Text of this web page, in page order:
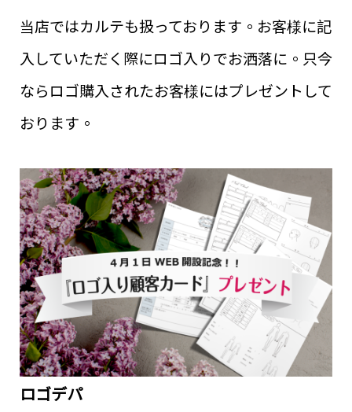
当店ではカルテも扱っております。お客様に記
入していただく際にロゴ入りでお洒落に。只今
ならロゴ購入されたお客様にはプレゼントして
おります。
ロゴデパ